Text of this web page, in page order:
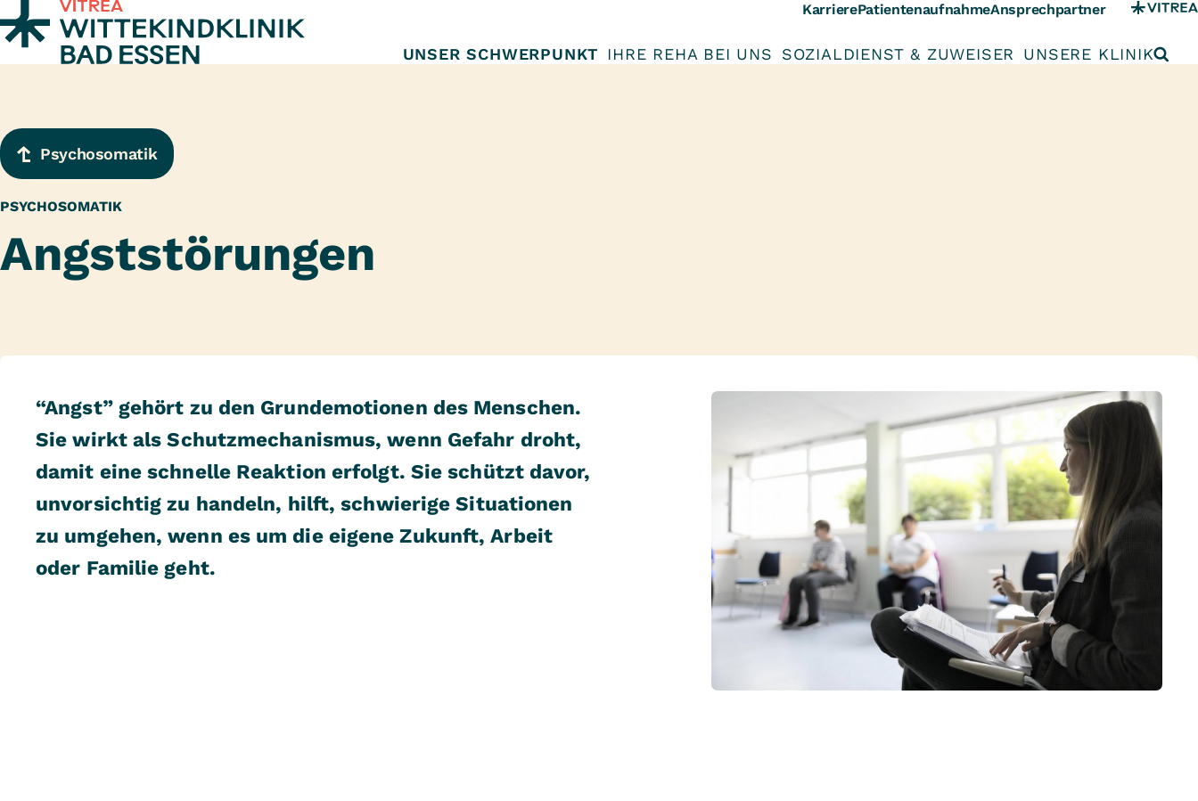
Zum Inhalt springen KarrierePatientenaufnahmeAnsprechpartner
UNSER SCHWERPUNKT IHRE REHA BEI UNS SOZIALDIENST & ZUWEISER UNSERE KLINIK
Psychosomatik
PSYCHOSOMATIK
Angststörungen
“Angst” gehört zu den Grundemotionen des Menschen.
Sie wirkt als Schutzmechanismus, wenn Gefahr droht,
damit eine schnelle Reaktion erfolgt. Sie schützt davor,
unvorsichtig zu handeln, hilft, schwierige Situationen
zu umgehen, wenn es um die eigene Zukunft, Arbeit
oder Familie geht.